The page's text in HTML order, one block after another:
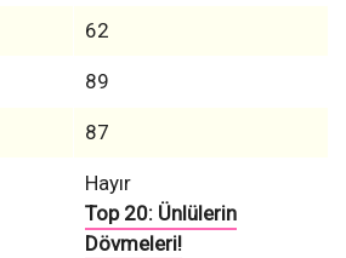
62
89
87
Hayır
Top 20: Ünlülerin
Dövmeleri!